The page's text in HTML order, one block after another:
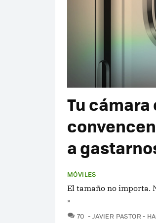
Tu cámara
a
MÓVILES
El tamaño no importa.
»
70 COMENTARIOS
JAVIER PASTOR